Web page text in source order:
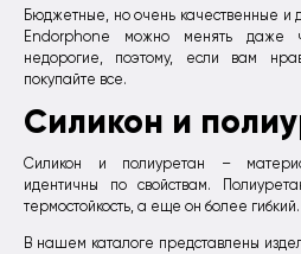
Бюджетные, но очень качественные и
Endorphone можно менять даже
недорогие, поэтому, если вам
покупайте все.
Силикон и
Силикон и полиуретан –
идентичны по свойствам.
термостойкость, а еще он более
В нашем каталоге представлены